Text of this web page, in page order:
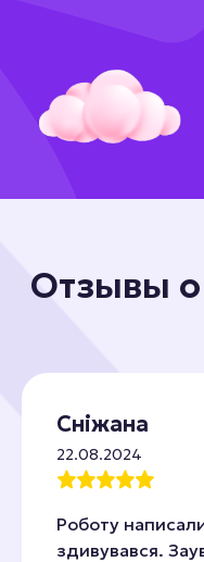
Отзывы
Сніжана
22.08.2024
Роботу
здивувався.